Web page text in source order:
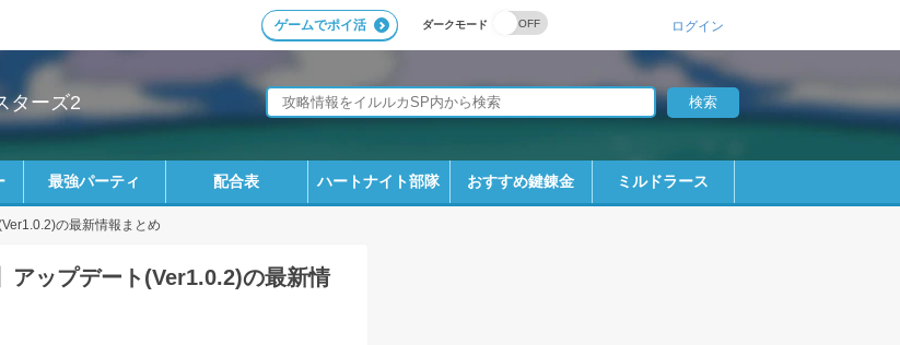
ダークモード
ゲームでポイ活 ログイン
ターズ2
最強パーティ 配合表 ハートナイト部隊 おすすめ鍵錬金 ミルドラース
の最新情報まとめ
アップデート(Ver1.0.2)の最新情